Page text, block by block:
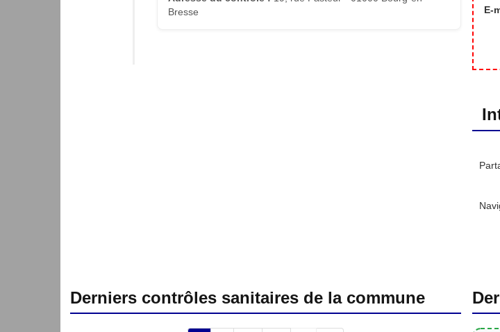
Bresse
E-
Derniers contrôles sanitaires de la commune